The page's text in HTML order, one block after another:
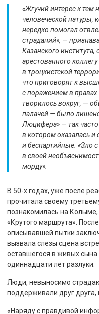
«Жгучий интерес к
человеческой натуры,
нередко помогал
страданий», —
Казанского института,
арестованного
в троцкистской
что приговорят к
с поражением в
творилось вокруг, —
палачей — было
Люцифера» — так
в котором оказалась
и беспартийные. «Зло
в своей
морду».
В 50-х годах, уже после
прочитала своему
познакомилась на
«Крутого маршрута».
описывавшей пытки
вызвала слезы сцена
оставшегося в живых сына
одиннадцати лет разлуки.
Люди, невыносимо
поддерживали друг
«Наряду с правдивой